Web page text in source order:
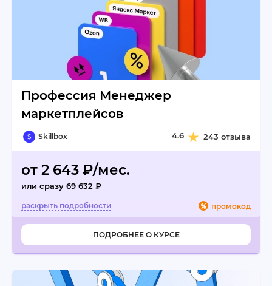
Профессия Менеджер
маркетплейсов
Skillbox 4.6 243 отзыва
от 2 643 ₽/мес.
или сразу 69 632 ₽
промокод
ПОДРОБНЕЕ О КУРСЕ